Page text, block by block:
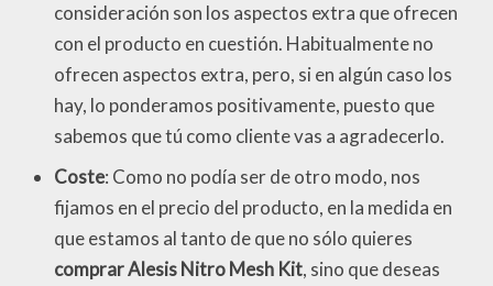
consideración son los aspectos extra que ofrecen
con el producto en cuestión. Habitualmente no
ofrecen aspectos extra, pero, si en algún caso los
hay, lo ponderamos positivamente, puesto que
sabemos que tú como cliente vas a agradecerlo.
Coste: Como no podía ser de otro modo, nos
fijamos en el precio del producto, en la medida en
que estamos al tanto de que no sólo quieres
comprar Alesis Nitro Mesh Kit, sino que deseas